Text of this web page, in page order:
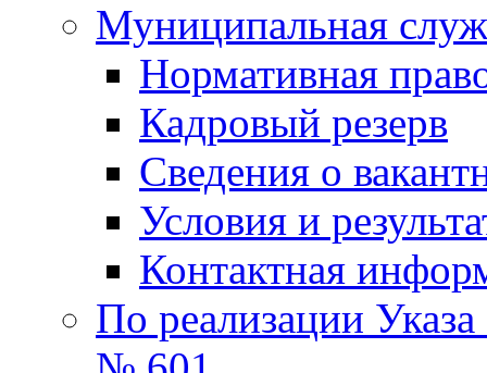
Муниципальная
Нормативная
Кадровый резерв
Сведения о
Условия и
Контактная
По реализации